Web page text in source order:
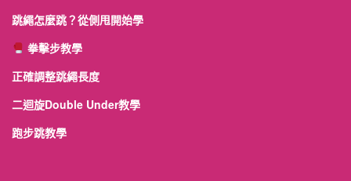
跳繩怎麼跳？從側甩開始學
拳擊步教學
正確調整跳繩長度
二迴旋Double Under教學
跑步跳教學